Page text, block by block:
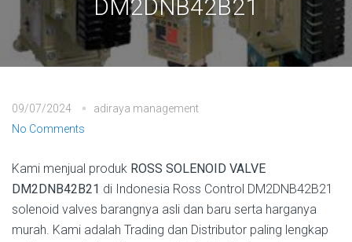
DM2DNB42B21
09/07/2024
adiraya management
No Comments
Kami menjual produk ROSS SOLENOID VALVE
DM2DNB42B21 di Indonesia Ross Control DM2DNB42B21
solenoid valves barangnya asli dan baru serta harganya
murah. Kami adalah Trading dan Distributor paling lengkap